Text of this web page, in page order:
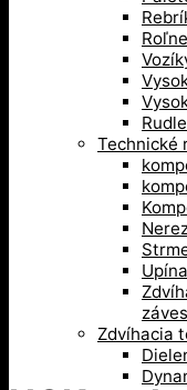
Roľne
Technické
Zdvíhacia